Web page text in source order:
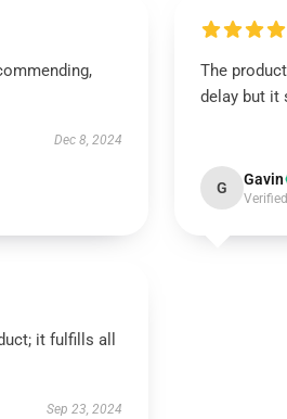
Dec 8, 2024
The
delay but it
G Gavin
it fulfills all
Sep 23, 2024